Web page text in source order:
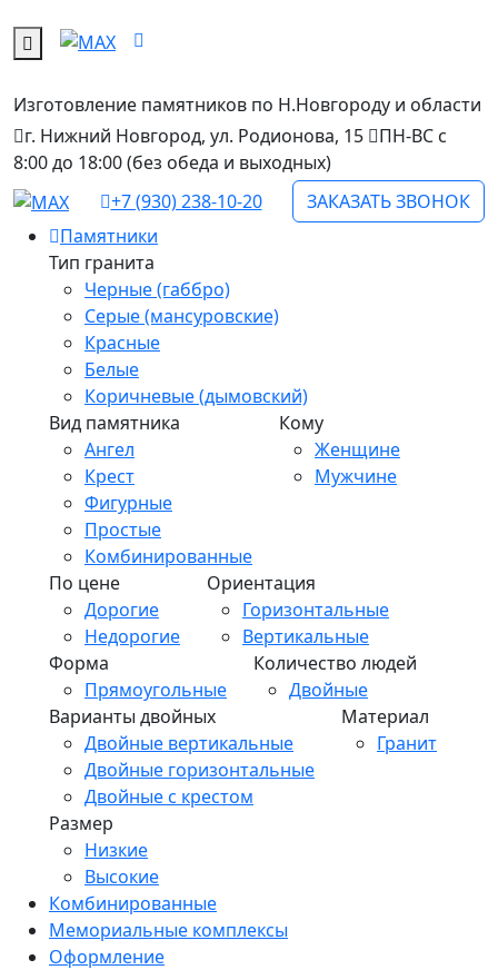
Изготовление памятников по Н.Новгороду и области
г. Нижний Новгород, ул. Родионова, 15
ПН-ВС с
8:00 до 18:00 (без обеда и выходных)
+7 (930) 238-10-20
ЗАКАЗАТЬ ЗВОНОК
Памятники
Тип гранита
Черные (габбро)
Серые (мансуровские)
Красные
Белые
Коричневые (дымовский)
Вид памятника
Ангел
Крест
Фигурные
Простые
Комбинированные
Кому
Женщине
Мужчине
По цене
Дорогие
Недорогие
Ориентация
Горизонтальные
Вертикальные
Форма
Прямоугольные
Количество людей
Двойные
Варианты двойных
Двойные вертикальные
Двойные горизонтальные
Двойные с крестом
Материал
Гранит
Размер
Низкие
Высокие
Комбинированные
Мемориальные комплексы
Оформление